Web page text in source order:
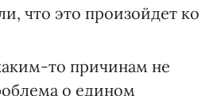
что это произойдет ко
то причинам не
о едином